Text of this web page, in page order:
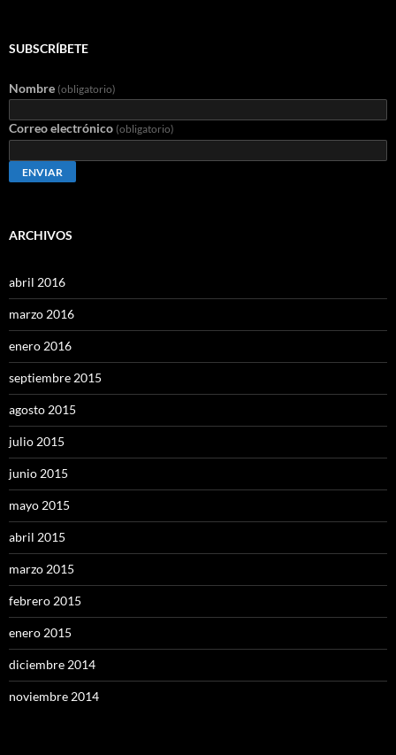
SUBSCRÍBETE
Nombre (obligatorio)
Correo electrónico (obligatorio)
ENVIAR
ARCHIVOS
abril 2016
marzo 2016
enero 2016
septiembre 2015
agosto 2015
julio 2015
junio 2015
mayo 2015
abril 2015
marzo 2015
febrero 2015
enero 2015
diciembre 2014
noviembre 2014